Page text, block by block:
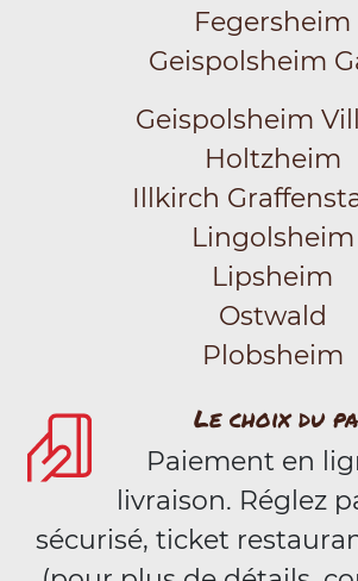
Fegersheim
Geispolsheim
Geispolsheim
Holtzheim
Illkirch
Lingolsheim
Lipsheim
Ostwald
Plobsheim
Le choix du
Paiement en
livraison. Réglez
sécurisé, ticket